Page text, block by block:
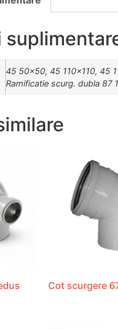
45 50×50, 45 110×110, 45
Ramificatie scurg. dubla 87
Cot scurgere